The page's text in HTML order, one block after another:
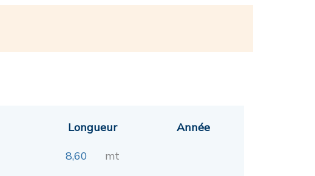
Longueur
8,60 mt
Année